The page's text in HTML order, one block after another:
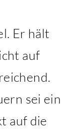
Er hält
auf
sei ein
auf die